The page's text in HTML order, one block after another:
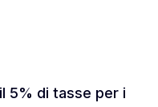
5% di tasse per i